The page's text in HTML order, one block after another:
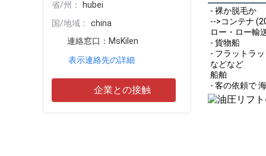
省/州：
hubei
国/地域：
china
連絡窓口： MsKilen
表示連絡先の詳細
企業との接触
- 裸か脱毛か
-->コンテナ
ロー・ロー輸
- 貨物船
- フラットラ
などなど
船舶
- 客の依頼で